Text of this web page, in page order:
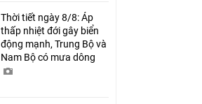
Thời tiết ngày 8/8: Áp
thấp nhiệt đới gây biển
động mạnh, Trung Bộ và
Nam Bộ có mưa dông